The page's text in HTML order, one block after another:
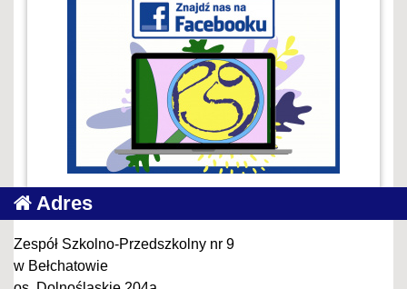
Adres
Zespół Szkolno-Przedszkolny nr 9
w Bełchatowie